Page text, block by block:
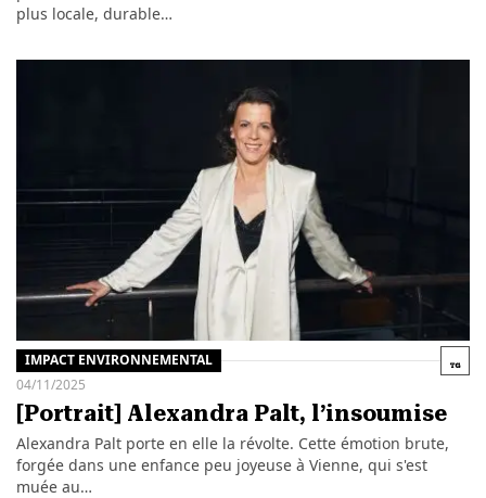
plus locale, durable…
IMPACT ENVIRONNEMENTAL
04/11/2025
[Portrait] Alexandra Palt, l’insoumise
Alexandra Palt porte en elle la révolte. Cette émotion brute,
forgée dans une enfance peu joyeuse à Vienne, qui s'est
muée au…